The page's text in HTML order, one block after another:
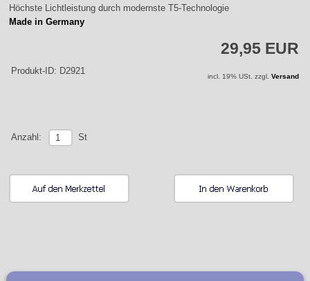
Höchste Lichtleistung durch modernste T5-Technologie
Made in Germany
29,95 EUR
Produkt-ID: D2921
incl. 19% USt. zzgl. Versand
Anzahl: St